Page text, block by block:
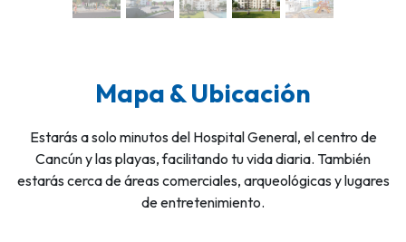
Mapa & Ubicación
Estarás a solo minutos del Hospital General, el centro de
Cancún y las playas, facilitando tu vida diaria. También
estarás cerca de áreas comerciales, arqueológicas y lugares
de entretenimiento.